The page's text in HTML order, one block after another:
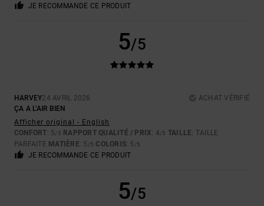
JE RECOMMANDE CE PRODUIT
5/5
HARVEY24 AVRIL 2026
ACHAT VÉRIFIÉ
ÇA A L'AIR BIEN
Afficher original - English
CONFORT: 5/5 RAPPORT QUALITÉ / PRIX: 4/5 TAILLE: TAILLE
PARFAITE MATIÈRE: 5 /5 COLORIS: 5 /5
JE RECOMMANDE CE PRODUIT
5/5